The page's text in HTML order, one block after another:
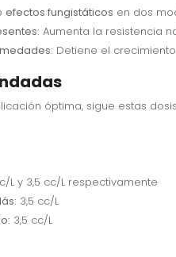
efectos fungistáticos en dos
Aumenta la resistencia
Detiene el
óptima, sigue estas
L y 3,5 cc/L respectivamente
3,5 cc/L
3,5 cc/L